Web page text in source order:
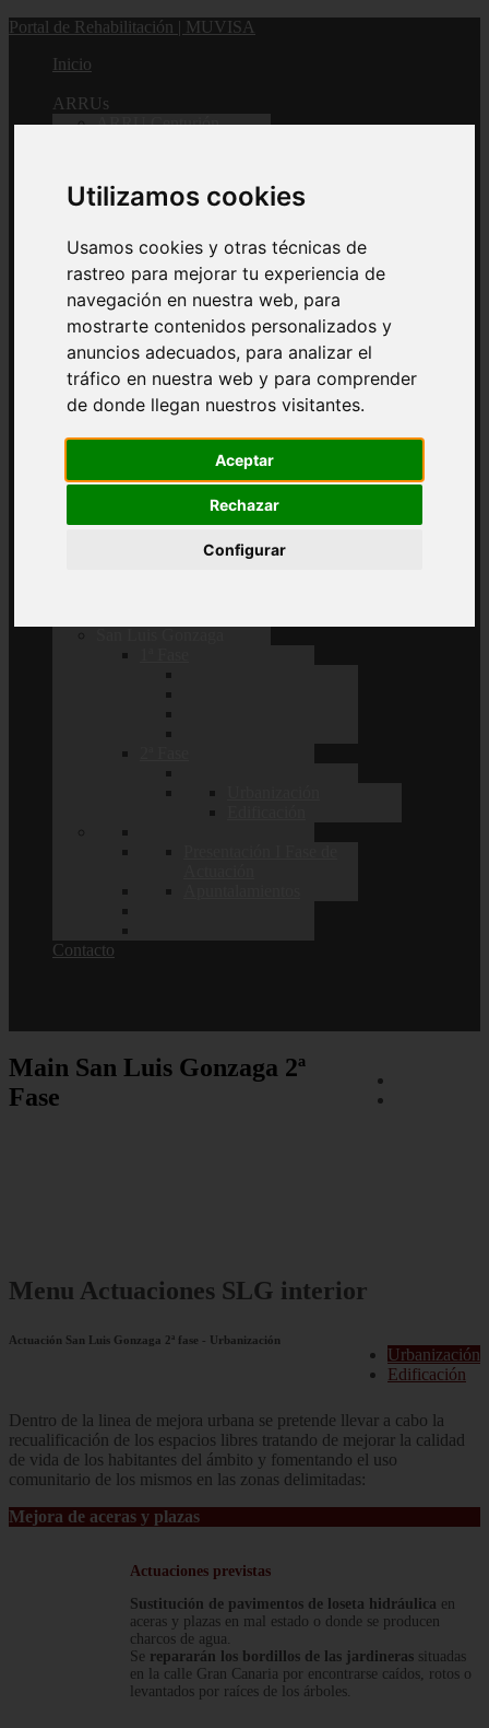
Utilizamos cookies
Usamos cookies y otras técnicas de
rastreo para mejorar tu experiencia de
navegación en nuestra web, para
mostrarte contenidos personalizados y
anuncios adecuados, para analizar el
tráfico en nuestra web y para comprender
de donde llegan nuestros visitantes.
Aceptar
Rechazar
Configurar
Portal de Rehabilitación | MUVISA
Inicio
ARRUs
ARRU Centurión
ARRU Cardonal
ARRU La Verdellada
ARRU Princesa Yballa -
La Florida
Padre Anchieta
1ª Fase
Contacto
Main San Luis Gonzaga 2ª
Fase
Menu Actuaciones SLG interior
Urbanización
Edificación
Actuación San Luis Gonzaga 2ª fase - Urbanización
Dentro de la linea de mejora urbana se pretende llevar a cabo la
recualificación de los espacios libres tratando de mejorar la calidad
de vida de los habitantes del ámbito y fomentando el uso
comunitario de los mismos en las zonas delimitadas:
Mejora de aceras y plazas
Actuaciones previstas
Sustitución de pavimentos de loseta hidráulica en
aceras y plazas en mal estado o donde se producen
charcos de agua.
Se repararán los bordillos de las jardineras situadas
en la calle Gran Canaria por encontrarse caídos, rotos o
levantados por raíces de los árboles.